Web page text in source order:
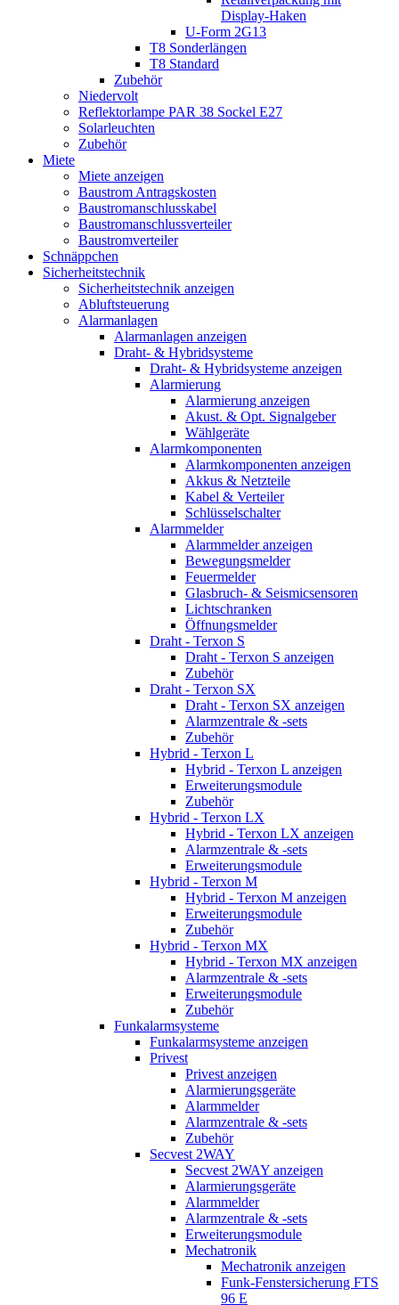
Display-Haken
U-Form 2G13
T8 Sonderlängen
T8 Standard
Zubehör
Niedervolt
Reflektorlampe PAR 38 Sockel E27
Solarleuchten
Zubehör
Miete
Miete anzeigen
Baustrom Antragskosten
Baustromanschlusskabel
Baustromanschlussverteiler
Baustromverteiler
Schnäppchen
Sicherheitstechnik
Sicherheitstechnik anzeigen
Abluftsteuerung
Alarmanlagen
Alarmanlagen anzeigen
Draht- & Hybridsysteme
Draht- & Hybridsysteme anzeigen
Alarmierung
Alarmierung anzeigen
Akust. & Opt. Signalgeber
Wählgeräte
Alarmkomponenten
Alarmkomponenten anzeigen
Akkus & Netzteile
Kabel & Verteiler
Schlüsselschalter
Alarmmelder
Alarmmelder anzeigen
Bewegungsmelder
Feuermelder
Glasbruch- & Seismicsensoren
Lichtschranken
Öffnungsmelder
Draht - Terxon S
Draht - Terxon S anzeigen
Zubehör
Draht - Terxon SX
Draht - Terxon SX anzeigen
Alarmzentrale & -sets
Zubehör
Hybrid - Terxon L
Hybrid - Terxon L anzeigen
Erweiterungsmodule
Zubehör
Hybrid - Terxon LX
Hybrid - Terxon LX anzeigen
Alarmzentrale & -sets
Erweiterungsmodule
Hybrid - Terxon M
Hybrid - Terxon M anzeigen
Erweiterungsmodule
Zubehör
Hybrid - Terxon MX
Hybrid - Terxon MX anzeigen
Alarmzentrale & -sets
Erweiterungsmodule
Zubehör
Funkalarmsysteme
Funkalarmsysteme anzeigen
Privest
Privest anzeigen
Alarmierungsgeräte
Alarmmelder
Alarmzentrale & -sets
Zubehör
Secvest 2WAY
Secvest 2WAY anzeigen
Alarmierungsgeräte
Alarmmelder
Alarmzentrale & -sets
Erweiterungsmodule
Mechatronik
Mechatronik anzeigen
Funk-Fenstersicherung FTS
96 E